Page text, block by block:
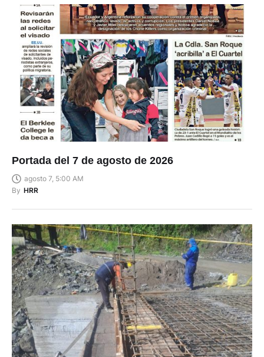
Portada del 7 de agosto de 2026
agosto 7, 5:00 AM
By HRR